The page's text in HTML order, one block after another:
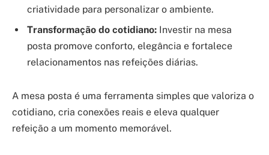
criatividade para personalizar o ambiente.
Transformação do cotidiano: Investir na mesa
posta promove conforto, elegância e fortalece
relacionamentos nas refeições diárias.
A mesa posta é uma ferramenta simples que valoriza o
cotidiano, cria conexões reais e eleva qualquer
refeição a um momento memorável.